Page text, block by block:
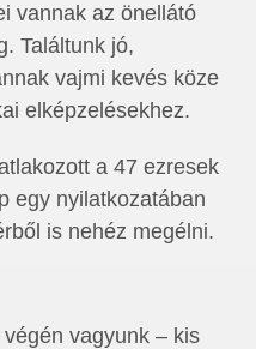
vannak az önellátó
Találtunk jó,
vajmi kevés köze
elképzelésekhez.
a 47 ezresek
egy nyilatkozatában
is nehéz megélni.
vagyunk – kis